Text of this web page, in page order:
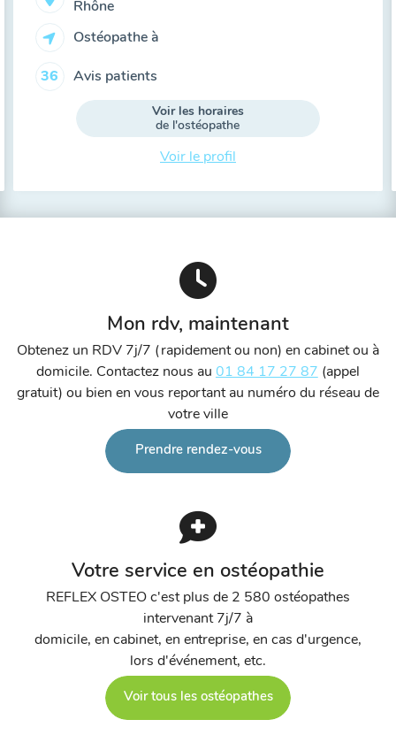
Rhône
Ostéopathe à
36 Avis patients
Voir les horaires
de l'ostéopathe
Voir le profil
Mon rdv, maintenant
Obtenez un RDV 7j/7 (rapidement ou non) en cabinet ou à
domicile. Contactez nous au 01 84 17 27 87 (appel
gratuit) ou bien en vous reportant au numéro du réseau de
votre ville
Prendre rendez-vous
Votre service en ostéopathie
REFLEX OSTEO c'est plus de 2 580 ostéopathes
intervenant 7j/7 à
domicile, en cabinet, en entreprise, en cas d'urgence,
lors d'événement, etc.
Voir tous les ostéopathes